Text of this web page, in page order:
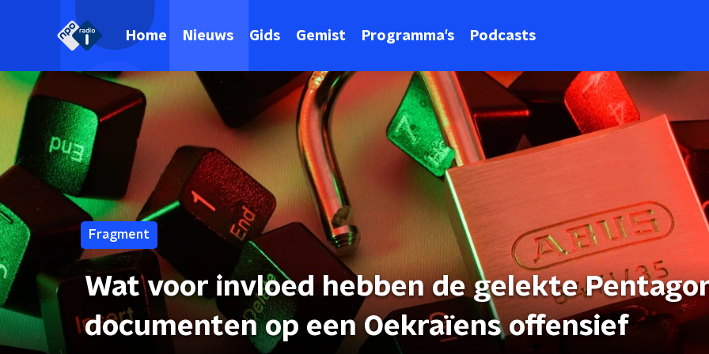
Home Nieuws Gids Gemist Programma's Podcasts
Fragment
Wat voor invloed hebben de gelekte
documenten op een Oekraïens offensief